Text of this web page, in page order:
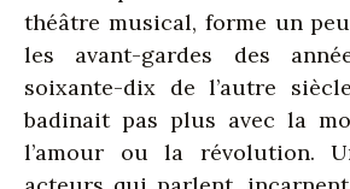
théâtre musical, forme un
les avant-gardes des
soixante-dix de l’autre
badinait pas plus avec la
l’amour ou la révolution.